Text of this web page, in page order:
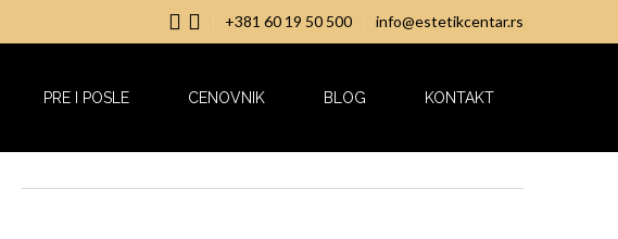
+381 60 19 50 500 info@estetikcentar.rs
PRE I POSLE CENOVNIK BLOG KONTAKT